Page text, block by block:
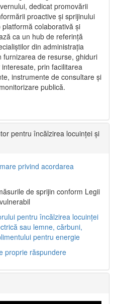
dedicat promovării
proactive și sprijinului
colaborativă și
ca un hub de referință
din administrația
furnizarea de resurse, ghiduri
prin facilitarea
instrumente de consultare și
publică.
pentru încălzirea locuinței și
privind acordarea
de sprijin conform Legii
pentru încălzirea locuinței
sau lemne, cărbuni,
pentru energie
proprie răspundere